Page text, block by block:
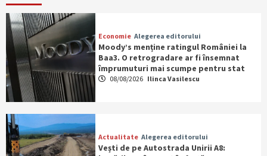
Economie Alegerea editorului
Moody’s menține ratingul României la
Baa3. O retrogradare ar fi însemnat
împrumuturi mai scumpe pentru stat
08/08/2026 Ilinca Vasilescu
Actualitate Alegerea editorului
Vești de pe Autostrada Unirii A8: